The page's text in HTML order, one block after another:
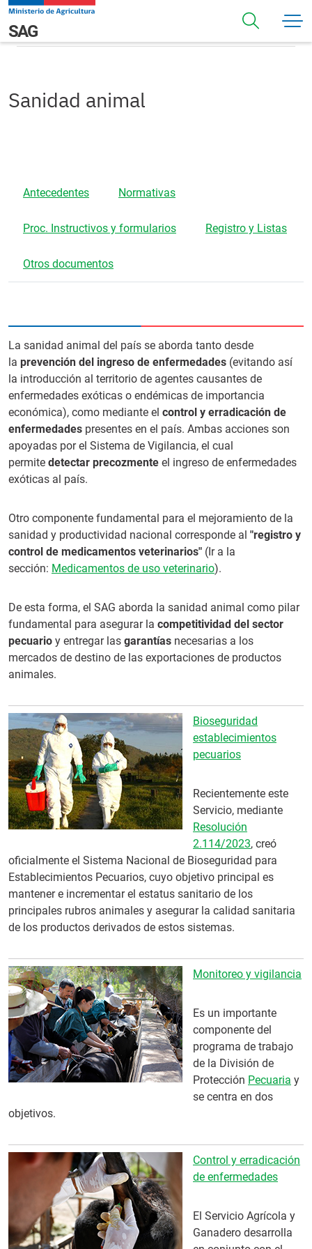
Pasar al contenido principal
Navegación principal
SAGSanidad animal
Sanidad animal
Antecedentes Normativas
Proc. Instructivos y formularios Registro y Listas
Otros documentos
La sanidad animal del país se aborda tanto desde
la prevención del ingreso de enfermedades (evitando así
la introducción al territorio de agentes causantes de
enfermedades exóticas o endémicas de importancia
económica), como mediante el control y erradicación de
enfermedades presentes en el país. Ambas acciones son
apoyadas por el Sistema de Vigilancia, el cual
permite detectar precozmente el ingreso de enfermedades
exóticas al país.
Otro componente fundamental para el mejoramiento de la
sanidad y productividad nacional corresponde al "registro y
control de medicamentos veterinarios" (Ir a la
sección: Medicamentos de uso veterinario).
De esta forma, el SAG aborda la sanidad animal como pilar
fundamental para asegurar la competitividad del sector
pecuario y entregar las garantías necesarias a los
mercados de destino de las exportaciones de productos
animales.
Bioseguridad
establecimientos
pecuarios
Recientemente este
Servicio, mediante
Resolución
2.114/2023, creó
oficialmente el Sistema Nacional de Bioseguridad para
Establecimientos Pecuarios, cuyo objetivo principal es
mantener e incrementar el estatus sanitario de los
principales rubros animales y asegurar la calidad sanitaria
de los productos derivados de estos sistemas.
Monitoreo y vigilancia
Es un importante
componente del
programa de trabajo
de la División de
Protección Pecuaria y
se centra en dos
objetivos.
Control y erradicación
de enfermedades
El Servicio Agrícola y
Ganadero desarrolla